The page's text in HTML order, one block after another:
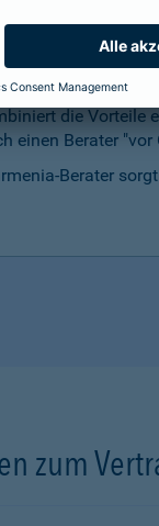
Finanzierung
die
kostenlos und
die Vorteile
einen Berater "vor
Berater
zum